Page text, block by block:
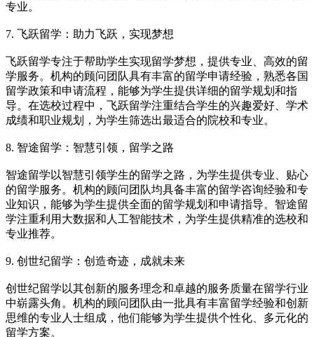
专业。
7. 飞跃留学：助力飞跃，实现梦想
飞跃留学专注于帮助学生实现留学梦想，提供专业、高效的留
学服务。机构的顾问团队具有丰富的留学申请经验，熟悉各国
留学政策和申请流程，能够为学生提供详细的留学规划和指
导。在选校过程中，飞跃留学注重结合学生的兴趣爱好、学术
成绩和职业规划，为学生筛选出最适合的院校和专业。
8. 智途留学：智慧引领，留学之路
智途留学以智慧引领学生的留学之路，为学生提供专业、贴心
的留学服务。机构的顾问团队均具备丰富的留学咨询经验和专
业知识，能够为学生提供全面的留学规划和申请指导。智途留
学注重利用大数据和人工智能技术，为学生提供精准的选校和
专业推荐。
9. 创世纪留学：创造奇迹，成就未来
创世纪留学以其创新的服务理念和卓越的服务质量在留学行业
中崭露头角。机构的顾问团队由一批具有丰富留学经验和创新
思维的专业人士组成，他们能够为学生提供个性化、多元化的
留学方案。